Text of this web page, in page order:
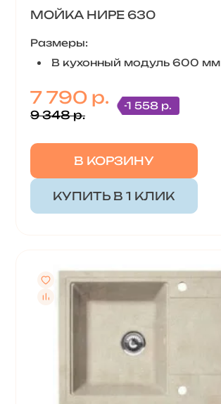
МОЙКА НИРЕ 630
Размеры:
В кухонный модуль 600 мм
7 790 р.
9 348 р.
-1 558 р.
В КОРЗИНУ
КУПИТЬ В 1 КЛИК